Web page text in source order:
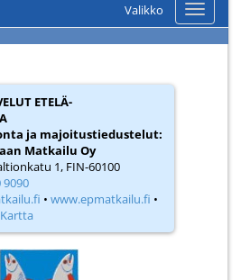
Valikko Valikko
ETELÄ-
ja majoitustiedustelut:
Matkailu Oy
1, FIN-60100
9090
• www.epmatkailu.fi •
Kartta